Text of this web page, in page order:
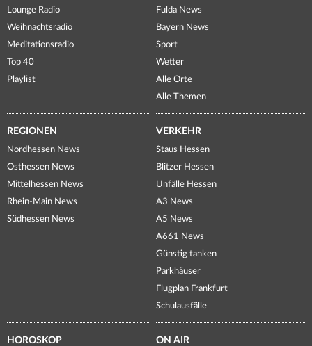
Lounge Radio
Weihnachtsradio
Meditationsradio
Top 40
Playlist
Fulda News
Bayern News
Sport
Wetter
Alle Orte
Alle Themen
REGIONEN
Nordhessen News
Osthessen News
Mittelhessen News
Rhein-Main News
Südhessen News
VERKEHR
Staus Hessen
Blitzer Hessen
Unfälle Hessen
A3 News
A5 News
A661 News
Günstig tanken
Parkhäuser
Flugplan Frankfurt
Schulausfälle
HOROSKOP ON AIR